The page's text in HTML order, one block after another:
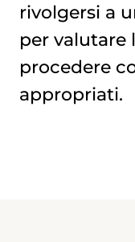
rivolgersi a
per valutare
procedere
appropriati.